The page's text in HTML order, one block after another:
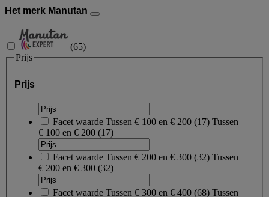
Het merk Manutan
(65)
Prijs
Prijs
Facet waarde Tussen € 100 en € 200 (17) Tussen
€ 100 en € 200 (17)
Facet waarde Tussen € 200 en € 300 (32) Tussen
€ 200 en € 300 (32)
Facet waarde Tussen € 300 en € 400 (68) Tussen